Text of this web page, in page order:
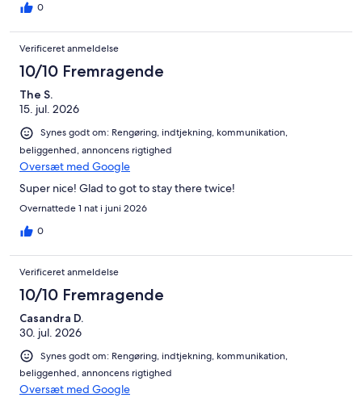
0
Verificeret anmeldelse
10/10 Fremragende
The S.
15. jul. 2026
Synes godt om: Rengøring, indtjekning, kommunikation,
beliggenhed, annoncens rigtighed
Oversæt med Google
Super nice! Glad to got to stay there twice!
Overnattede 1 nat i juni 2026
0
Verificeret anmeldelse
10/10 Fremragende
Casandra D.
30. jul. 2026
Synes godt om: Rengøring, indtjekning, kommunikation,
beliggenhed, annoncens rigtighed
Oversæt med Google